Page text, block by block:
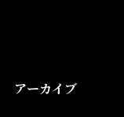
アーカイブ